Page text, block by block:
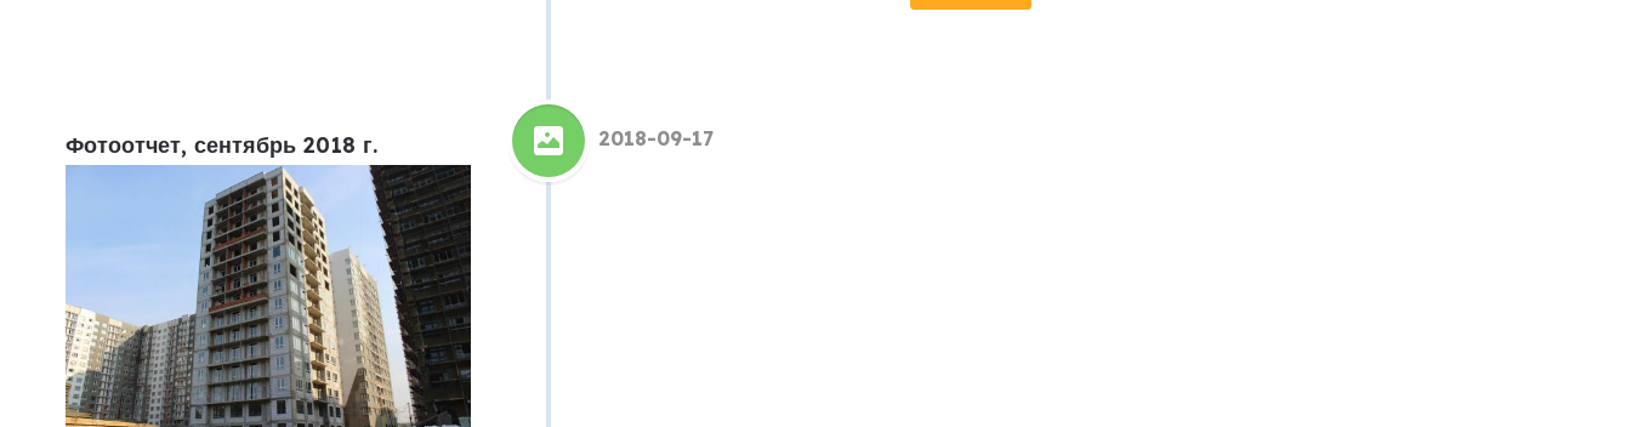
Фотоотчет, сентябрь 2018 г. 2018-09-17